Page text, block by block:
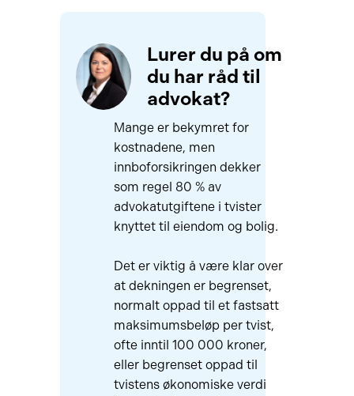
Lurer du på om
du har råd til
advokat?
Mange er bekymret for
kostnadene, men
innboforsikringen dekker
som regel 80 % av
advokatutgiftene i tvister
knyttet til eiendom og bolig.
Det er viktig å være klar over
at dekningen er begrenset,
normalt oppad til et fastsatt
maksimumsbeløp per tvist,
ofte inntil 100 000 kroner,
eller begrenset oppad til
tvistens økonomiske verdi